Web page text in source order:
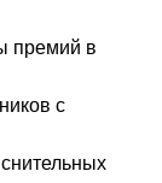
премий в
с